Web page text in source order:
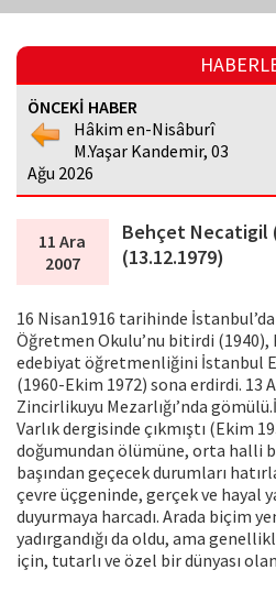
ÖNCEKİ HABER
Hâkim en-Nisâburî
M.Yaşar Kandemir, 03
Ağu 2026
11 Ara
2007
Behçet Necatigil
(13.12.1979)
16 Nisan1916 tarihinde
Öğretmen Okulu’nu bitirdi (1940),
edebiyat öğretmenliğini İstanbul
(1960-Ekim 1972) sona erdirdi. 13
Zincirlikuyu Mezarlığı’nda
Varlık dergisinde çıkmıştı (Ekim
doğumundan ölümüne, orta halli
başından geçecek durumları
çevre üçgeninde, gerçek ve hayal
duyurmaya harcadı. Arada biçim
yadırgandığı da oldu, ama
için, tutarlı ve özel bir dünyası